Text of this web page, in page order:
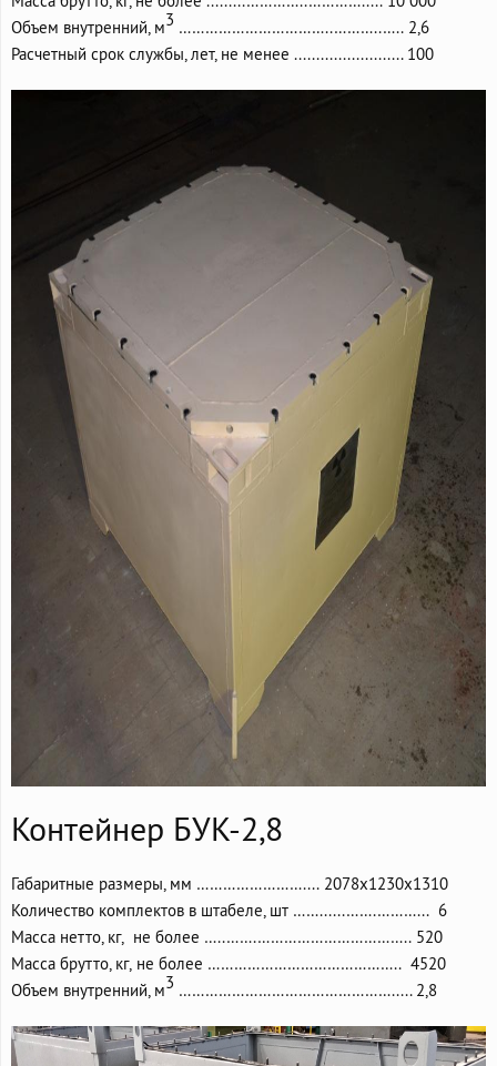
Объем внутренний, м3 ……………………………..………..….. 2,6
Расчетный срок службы, лет, не менее ......................... 100
Контейнер БУК-2,8
Габаритные размеры, мм …………………….... 2078х1230х1310
Количество комплектов в штабеле, шт ……......…….………... 6
Масса нетто, кг, не более …..…….…………………………….. 520
Масса брутто, кг, не более …………………………………….. 4520
Объем внутренний, м3 …………………………………………..... 2,8